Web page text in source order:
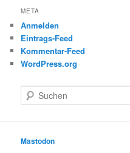
META
Anmelden
Eintrags-Feed
Kommentar-Feed
WordPress.org
u
e
Mastodon